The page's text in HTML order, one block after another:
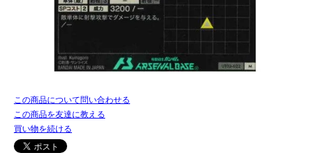
この商品について問い合わせる
この商品を友達に教える
買い物を続ける